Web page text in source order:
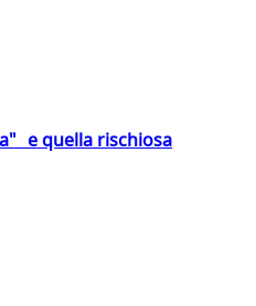
e quella rischiosa